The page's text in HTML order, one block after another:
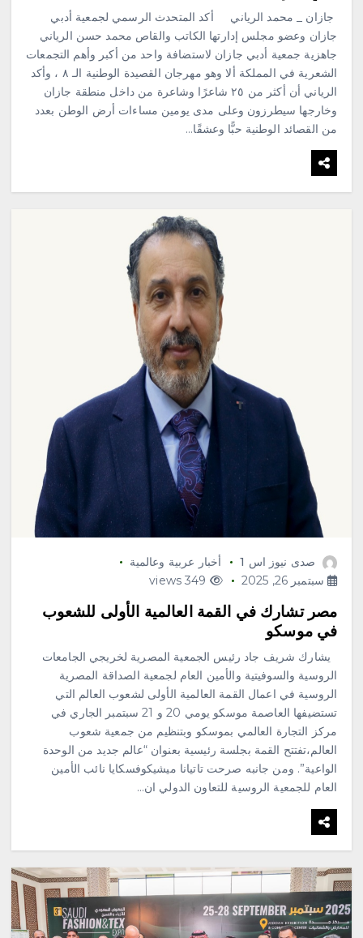
جازان _ محمد الرياني أكد المتحدث الرسمي لجمعية أدبي
جازان وعضو مجلس إدارتها الكاتب والقاص محمد حسن الرياني
جاهزية جمعية أدبي جازان لاستضافة واحد من أكبر وأهم التجمعات
الشعرية في المملكة ألا وهو مهرجان القصيدة الوطنية الـ ٨ ، وأكد
الرياني أن أكثر من ٢٥ شاعرًا وشاعرة من داخل منطقة جازان
وخارجها سيطرزون وعلى مدى يومين مساءات أرض الوطن بعدد
من القصائد الوطنية حبًّا وعشقًا…
صدى نيوز اس 1
أخبار عربية وعالمية
سبتمبر 26, 2025
مصر تشارك في القمة العالمية الأولى للشعوب
في موسكو
يشارك شريف جاد رئيس الجمعية المصرية لخريجي الجامعات
الروسية والسوفيتية والأمين العام لجمعية الصداقة المصرية
الروسية في اعمال القمة العالمية الأولى لشعوب العالم التي
تستضيفها العاصمة موسكو يومي 20 و 21 سبتمبر الجاري في
مركز التجارة العالمي بموسكو وبتنظيم من جمعية شعوب
العالم،تفتتح القمة بجلسة رئيسية بعنوان “عالم جديد من الوحدة
الواعية”. ومن جانبه صرحت تاتيانا ميشيكوفسكايا نائب الأمين
العام للجمعية الروسية للتعاون الدولي ان…